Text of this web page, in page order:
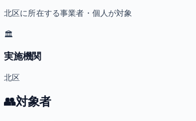
北区に所在する事業者・個人が対象
🏛️
実施機関
北区
👥対象者